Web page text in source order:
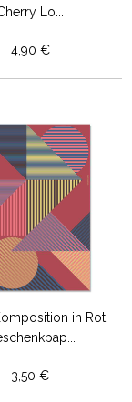
Lo...
4,90 €
in Rot
3,50 €